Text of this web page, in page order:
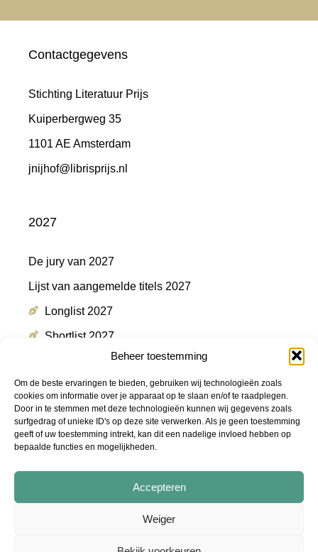
Beheer toestemming
Om de beste ervaringen te bieden, gebruiken wij technologieën zoals
cookies om informatie over je apparaat op te slaan en/of te raadplegen.
Door in te stemmen met deze technologieën kunnen wij gegevens zoals
surfgedrag of unieke ID's op deze site verwerken. Als je geen toestemming
geeft of uw toestemming intrekt, kan dit een nadelige invloed hebben op
bepaalde functies en mogelijkheden.
Accepteren
Weiger
Contactgegevens
Stichting Literatuur Prijs
Kuiperbergweg 35
1101 AE Amsterdam
jnijhof@librisprijs.nl
2027
De jury van 2027
Lijst van aangemelde titels 2027
Longlist 2027
Shortlist 2027
Winnaar 2027
Meer informatie
Persmap
Podcast "De Shortlist"